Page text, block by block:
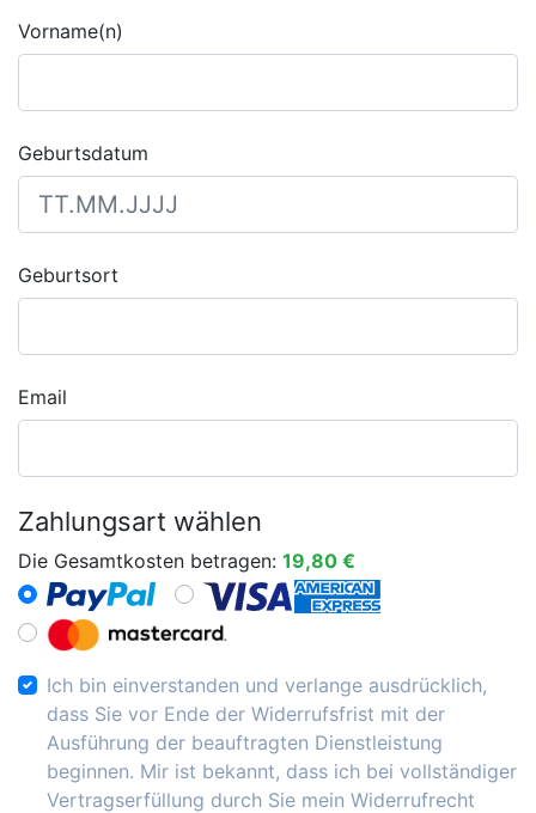
Vorname(n)
Geburtsdatum
Geburtsort
Email
Zahlungsart wählen
Die Gesamtkosten betragen: 19,80 €
Ich bin einverstanden und verlange ausdrücklich,
dass Sie vor Ende der Widerrufsfrist mit der
Ausführung der beauftragten Dienstleistung
beginnen. Mir ist bekannt, dass ich bei vollständiger
Vertragserfüllung durch Sie mein Widerrufrecht